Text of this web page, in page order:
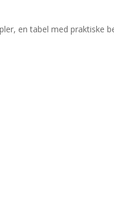
en tabel med praktiske